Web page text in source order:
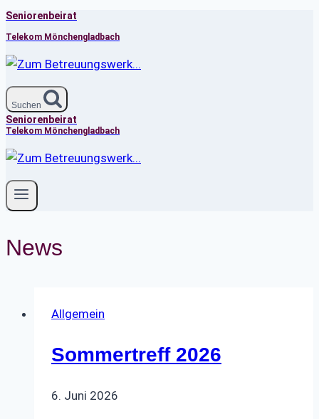
Zum
Inhalt
springen
Seniorenbeirat
Telekom Mönchengladbach
Suchen
Seniorenbeirat
Telekom Mönchengladbach
News
Allgemein
Sommertreff 2026
6. Juni 2026